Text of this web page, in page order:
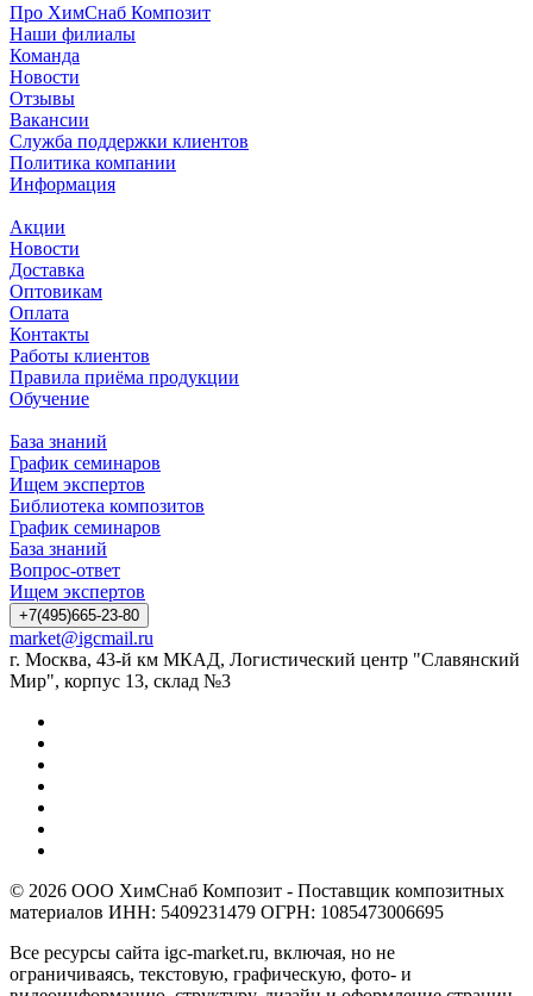
Про ХимСнаб Композит
Наши филиалы
Команда
Новости
Отзывы
Вакансии
Служба поддержки клиентов
Политика компании
Информация
Акции
Новости
Доставка
Оптовикам
Оплата
Контакты
Работы клиентов
Правила приёма продукции
Обучение
База знаний
График семинаров
Ищем экспертов
Библиотека композитов
График семинаров
База знаний
Вопрос-ответ
Ищем экспертов
+7(495)665-23-80
market@igcmail.ru
г. Москва, 43-й км МКАД, Логистический центр "Славянский
Мир", корпус 13, склад №3
© 2026 ООО ХимСнаб Композит - Поставщик композитных
материалов ИНН: 5409231479 ОГРН: 1085473006695
Все ресурсы сайта igc-market.ru, включая, но не
ограничиваясь, текстовую, графическую, фото- и